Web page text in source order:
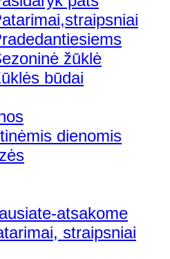
žūklė
būdai
dienomis
atsakome
straipsniai